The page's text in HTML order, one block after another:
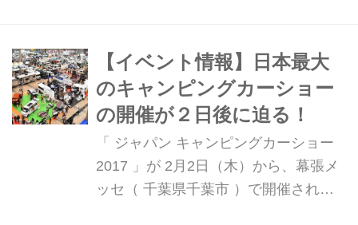
【イベント情報】日本最大
のキャンピングカーショー
の開催が２日後に迫る！
「 ジャパン キャンピングカーショー
2017 」が 2月2日（木）から、幕張メ
ッセ（ 千葉県千葉市 ）で開催されま